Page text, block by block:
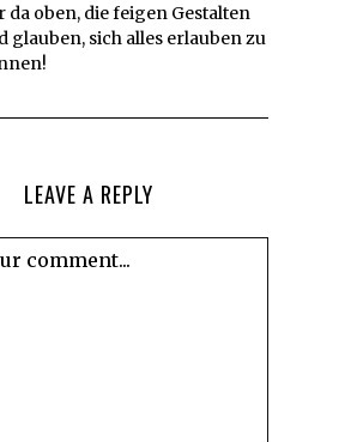
da oben, die feigen Gestalten
glauben, sich alles erlauben zu
LEAVE A REPLY